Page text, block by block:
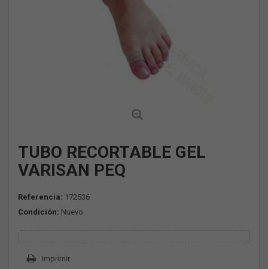
TUBO RECORTABLE GEL
VARISAN PEQ
Referencia: 172536
Condición: Nuevo
Imprimir